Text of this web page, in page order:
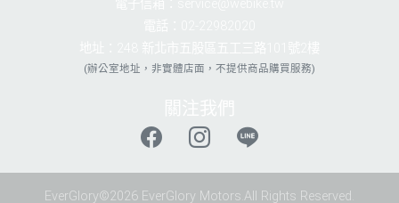
(辦公室地址，非實體店面，不提供商品購買服務)
EverGlory©2026 EverGlory Motors.All Rights Reserved.